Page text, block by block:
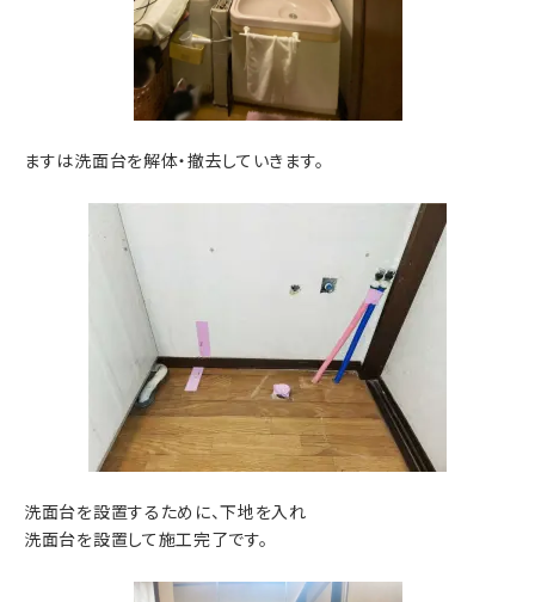
ますは洗面台を解体・撤去していきます。
洗面台を設置するために、下地を入れ
洗面台を設置して施工完了です。